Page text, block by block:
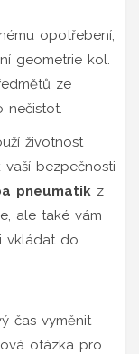
opotřebení,
geometrie kol.
ze
nečistot.
životnost
bezpečnosti
pneumatik z
ale také vám
vkládat do
čas vyměnit
otázka pro